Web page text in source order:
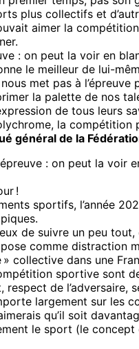
plus collectifs et
aimer la
: on peut la voir en
le meilleur de lui-
met pas à
la palette de nos
de tous leurs
la compétition
général de la
: on peut la voir
!
sportifs, l’année
de suivre un peu
comme distraction
collective dans une
sportive sont
de l’adversaire,
largement sur les
qu’il soit
le sport (le